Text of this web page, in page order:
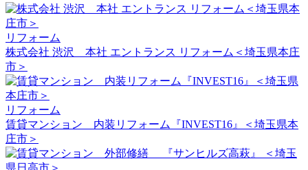
リフォーム
株式会社 渋沢 本社 エントランス リフォーム＜埼玉県本庄
市＞
リフォーム
賃貸マンション 内装リフォーム『INVEST16』＜埼玉県本
庄市＞